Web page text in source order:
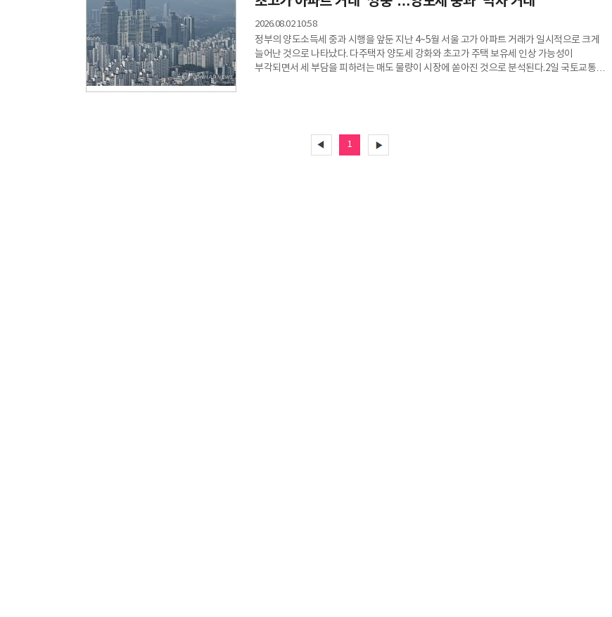
출자 금액은 각 회사가
2026.08.02 10:58
정부의 양도소득세 중과 시행을 앞둔 지난 4~5월 서울 고가 아파트 거래가 일시적으로 크게
늘어난 것으로 나타났다. 다주택자 양도세 강화와 초고가 주택 보유세 인상 가능성이
부각되면서 세 부담을 피하려는 매도 물량이 시장에 쏟아진 것으로 분석된다.2일 국토교통부
1